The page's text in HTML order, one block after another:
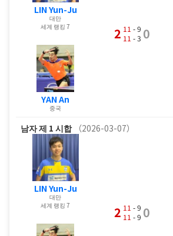
LIN Yun-Ju
대만
세계 랭킹 7
YAN An
중국
2 11 - 9
11 - 3 0
남자제 1 시합 （2026-03-07）
LIN Yun-Ju
대만
세계 랭킹 7
2 11 - 9
11 - 9 0